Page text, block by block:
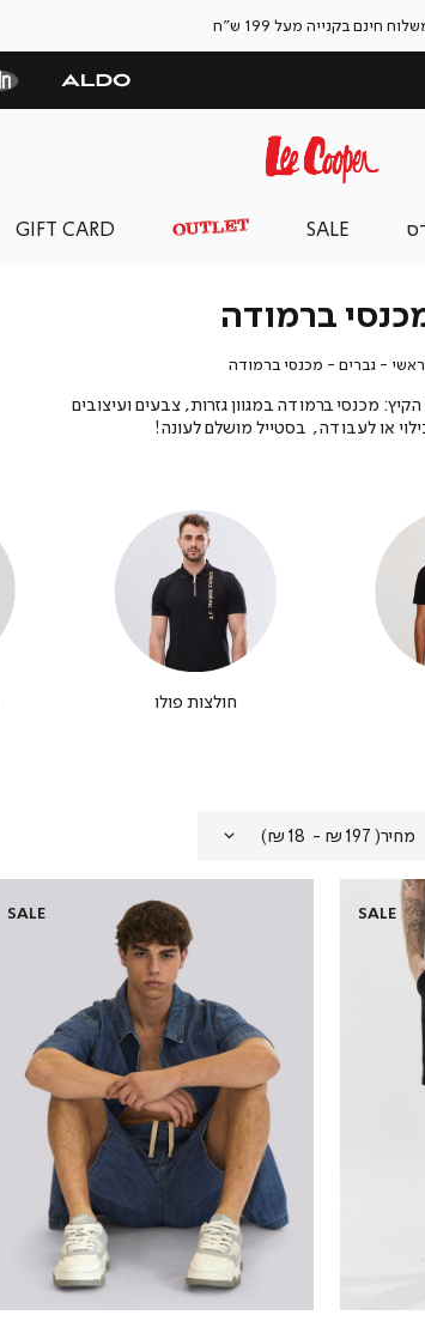
חינם בקנייה מעל 199 ש"ח
SALE
GIFT CARD
ברמודה
ראשי ראשי
גברים גברים
מכנסי ברמודהמכנסי
מכנסי ברמודה במגוון גזרות, צבעים ועיצובים
או לעבודה, בסטייל מושלם לעונה!
חולצות פולו
מחיר(
)
SALE
SALE